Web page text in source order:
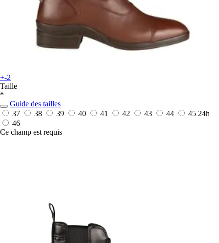
+-2
Taille
*
Guide des tailles
37
38 39 40 41 42 43 44 45 24h
46
Ce champ est requis